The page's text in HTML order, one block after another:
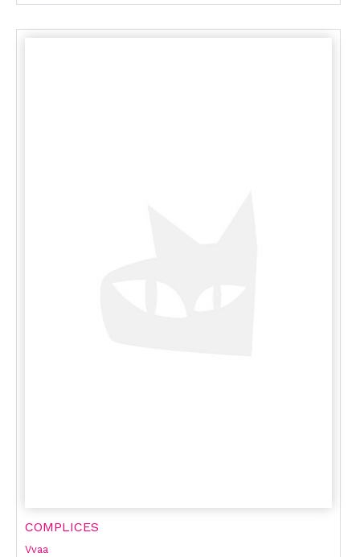
COMPLICES
Vvaa